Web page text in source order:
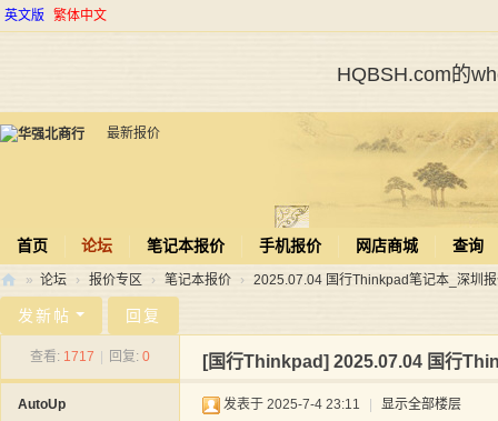
英文版 繁体中文
HQBSH.com的
最新报价
首页 论坛 笔记本报价 手机报价 网店商城 查询
北
» 论坛 › 报价专区 › 笔记本报价 › 2025.07.04 国行Thinkpad笔记本_深圳
发新帖 回复
查看: 1717 回复: 0 [国行Thinkpad] 2025.07.04 国行
AutoUp 发表于 2025-7-4 23:11 显示全部楼层